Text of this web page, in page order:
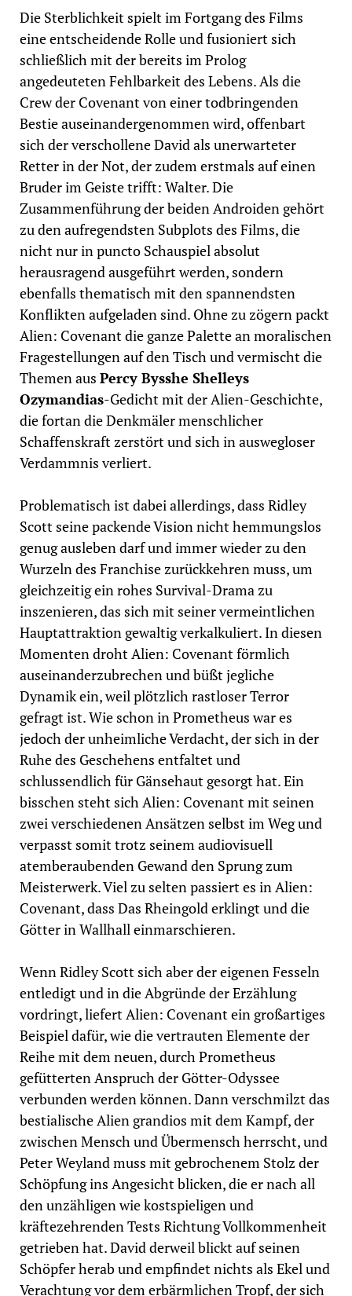
Die Sterblichkeit spielt im Fortgang des Films
eine entscheidende Rolle und fusioniert sich
schließlich mit der bereits im Prolog
angedeuteten Fehlbarkeit des Lebens. Als die
Crew der Covenant von einer todbringenden
Bestie auseinandergenommen wird, offenbart
sich der verschollene David als unerwarteter
Retter in der Not, der zudem erstmals auf einen
Bruder im Geiste trifft: Walter. Die
Zusammenführung der beiden Androiden gehört
zu den aufregendsten Subplots des Films, die
nicht nur in puncto Schauspiel absolut
herausragend ausgeführt werden, sondern
ebenfalls thematisch mit den spannendsten
Konflikten aufgeladen sind. Ohne zu zögern packt
Alien: Covenant die ganze Palette an moralischen
Fragestellungen auf den Tisch und vermischt die
Themen aus Percy Bysshe Shelleys
Ozymandias-Gedicht mit der Alien-Geschichte,
die fortan die Denkmäler menschlicher
Schaffenskraft zerstört und sich in auswegloser
Verdammnis verliert.
Problematisch ist dabei allerdings, dass Ridley
Scott seine packende Vision nicht hemmungslos
genug ausleben darf und immer wieder zu den
Wurzeln des Franchise zurückkehren muss, um
gleichzeitig ein rohes Survival-Drama zu
inszenieren, das sich mit seiner vermeintlichen
Hauptattraktion gewaltig verkalkuliert. In diesen
Momenten droht Alien: Covenant förmlich
auseinanderzubrechen und büßt jegliche
Dynamik ein, weil plötzlich rastloser Terror
gefragt ist. Wie schon in Prometheus war es
jedoch der unheimliche Verdacht, der sich in der
Ruhe des Geschehens entfaltet und
schlussendlich für Gänsehaut gesorgt hat. Ein
bisschen steht sich Alien: Covenant mit seinen
zwei verschiedenen Ansätzen selbst im Weg und
verpasst somit trotz seinem audiovisuell
atemberaubenden Gewand den Sprung zum
Meisterwerk. Viel zu selten passiert es in Alien:
Covenant, dass Das Rheingold erklingt und die
Götter in Wallhall einmarschieren.
Wenn Ridley Scott sich aber der eigenen Fesseln
entledigt und in die Abgründe der Erzählung
vordringt, liefert Alien: Covenant ein großartiges
Beispiel dafür, wie die vertrauten Elemente der
Reihe mit dem neuen, durch Prometheus
gefütterten Anspruch der Götter-Odyssee
verbunden werden können. Dann verschmilzt das
bestialische Alien grandios mit dem Kampf, der
zwischen Mensch und Übermensch herrscht, und
Peter Weyland muss mit gebrochenem Stolz der
Schöpfung ins Angesicht blicken, die er nach all
den unzähligen wie kostspieligen und
kräftezehrenden Tests Richtung Vollkommenheit
getrieben hat. David derweil blickt auf seinen
Schöpfer herab und empfindet nichts als Ekel und
Verachtung vor dem erbärmlichen Tropf, der sich